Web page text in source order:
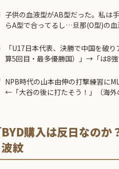
子供の血液型がAB型だった。私は
らA型で合ってるし…旦那(O型)の
「U17日本代表、決勝で中国を破
算5回目・最多優勝国）」→「は8
「は監督の問題が大きい」「日本は
勝利したところで超えられない壁
NPB時代の山本由伸の打撃練習に
←「大谷の後に打たそう！」（海外
BYD購入は反日なの
紋